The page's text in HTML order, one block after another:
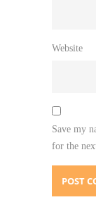
Website
Save my
for the